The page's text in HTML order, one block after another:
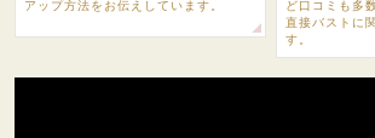
アップ方法をお伝えしています。
ど口コミも多
直接バストに
す。